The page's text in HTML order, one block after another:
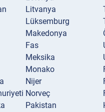
Litvanya
Lüksemburg
Makedonya
Fas
Meksika
Monako
Nijer
Norveç
Pakistan